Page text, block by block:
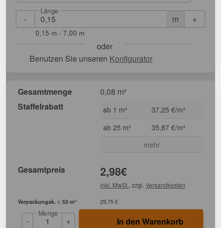
- m
Länge
+
0,15 m - 7,00 m
oder
Benutzen Sie unseren Konfigurator
Gesamtmenge
0,08 m²
Staffelrabatt
ab 1 m²
37,25 €/m²
ab 25 m²
35,87 €/m²
mehr
Gesamtpreis 2,98€
inkl. MwSt. , zzgl. Versandkosten
Verpackungsk. < 53 m² 29,75 €
-
Menge
+ In den Warenkorb